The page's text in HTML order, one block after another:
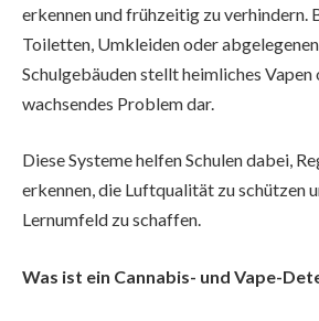
erkennen und frühzeitig zu verhindern.
Toiletten, Umkleiden oder
Schulgebäuden stellt heimliches Vapen
wachsendes Problem dar.
Diese Systeme helfen Schulen dabei,
erkennen, die Luftqualität zu schützen
Lernumfeld zu schaffen.
Was ist ein Cannabis- und Vape-